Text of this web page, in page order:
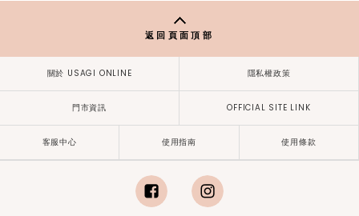
返回頁面頂部
關於 USAGI ONLINE 隱私權政策
門市資訊 OFFICIAL SITE LINK
客服中心 使用指南 使用條款